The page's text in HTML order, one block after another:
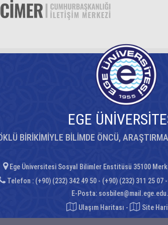
EGE
BİRİKİMİYLE BİLİMDE ÖNCÜ,
Ege Üniversitesi Sosyal Bilimler Enstitüsü 35100
Telefon : (+90) (232) 342 49 50 - (+90) (232) 311 25 07
E-Posta:
Ulaşım Haritası - Site